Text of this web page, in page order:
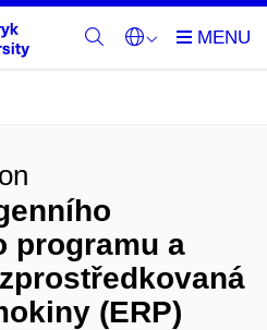
programu a
(ERP)